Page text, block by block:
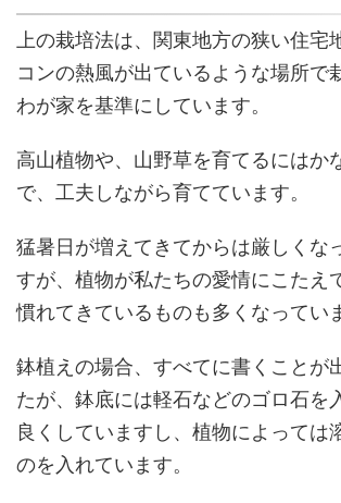
上の栽培法は、関東地方の狭い住宅
コンの熱風が出ているような場所で
わが家を基準にしています。
高山植物や、山野草を育てるにはか
で、工夫しながら育てています。
猛暑日が増えてきてからは厳しくな
すが、植物が私たちの愛情にこたえ
慣れてきているものも多くなってい
鉢植えの場合、すべてに書くことが
たが、鉢底には軽石などのゴロ石を
良くしていますし、植物によっては
のを入れています。